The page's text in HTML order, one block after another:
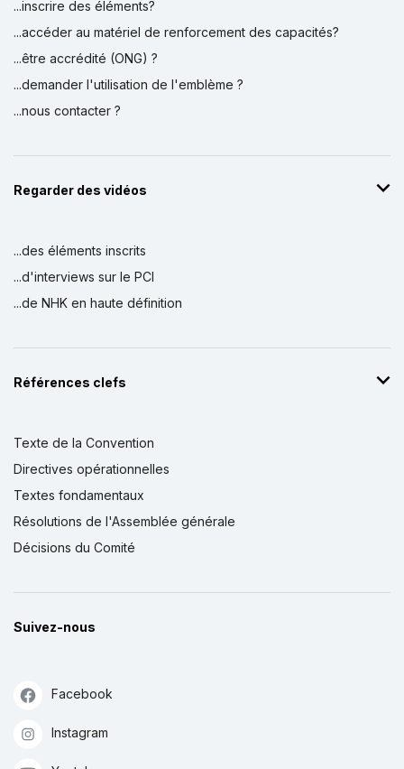
...inscrire des éléments?
...accéder au matériel de renforcement des capacités?
...être accrédité (ONG) ?
...demander l'utilisation de l'emblème ?
...nous contacter ?
Regarder des vidéos
...des éléments inscrits
...d'interviews sur le PCI
...de NHK en haute définition
Références clefs
Texte de la Convention
Directives opérationnelles
Textes fondamentaux
Résolutions de l'Assemblée générale
Décisions du Comité
Suivez-nous
Facebook
Instagram